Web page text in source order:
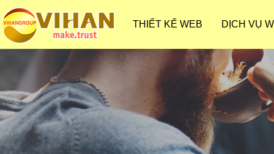
THIẾT KẾ WEB DỊCH VỤ